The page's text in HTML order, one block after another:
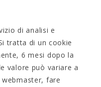
di analisi e
tratta di un cookie
6 mesi dopo la
valore può variare a
fare